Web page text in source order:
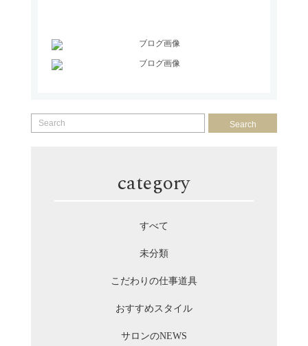
Search
category
すべて
未分類
こだわりの仕事道具
おすすめスタイル
サロンのNEWS